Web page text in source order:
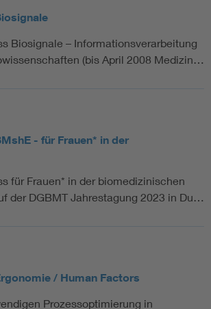
Biosignale – Informationsverarbeitung
(bis April 2008 Medizin…
- für Frauen* in der
für Frauen* in der biomedizinischen
der DGBMT Jahrestagung 2023 in Du…
/ Human Factors
Prozessoptimierung in